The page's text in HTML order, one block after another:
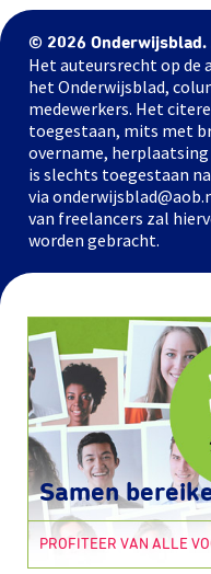
© 2026 Onderwijsblad.
Het auteursrecht op
het Onderwijsblad,
medewerkers. Het
toegestaan, mits met
overname,
is slechts toegestaan
via
van freelancers zal
worden gebracht.
Samen
PROFITEER VAN ALLE